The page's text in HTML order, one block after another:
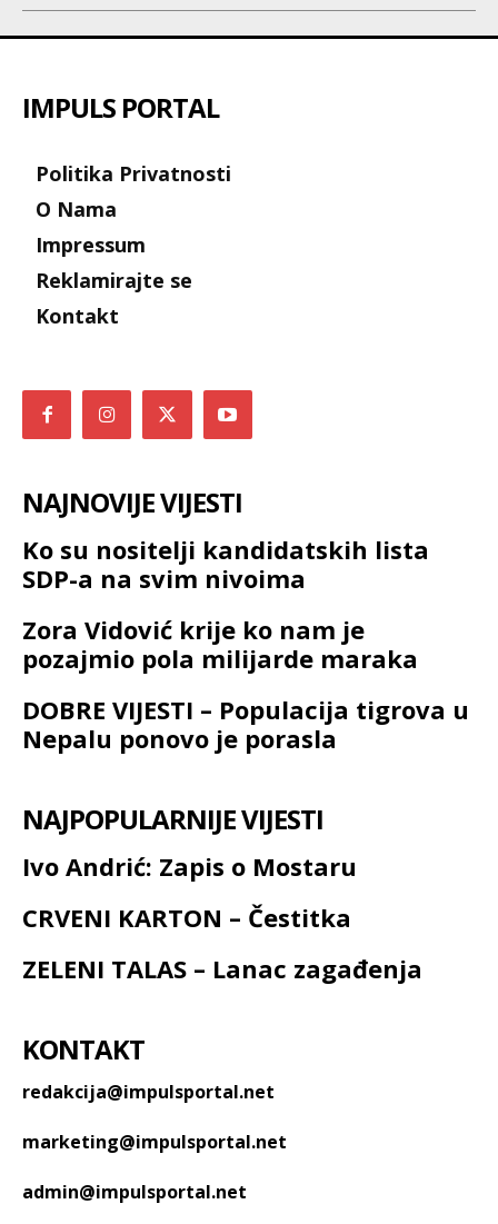
IMPULS PORTAL
Politika Privatnosti
O Nama
Impressum
Reklamirajte se
Kontakt
NAJNOVIJE VIJESTI
Ko su nositelji kandidatskih lista
SDP-a na svim nivoima
Zora Vidović krije ko nam je
pozajmio pola milijarde maraka
DOBRE VIJESTI – Populacija tigrova u
Nepalu ponovo je porasla
NAJPOPULARNIJE VIJESTI
Ivo Andrić: Zapis o Mostaru
CRVENI KARTON – Čestitka
ZELENI TALAS – Lanac zagađenja
KONTAKT
redakcija@impulsportal.net
marketing@impulsportal.net
admin@impulsportal.net